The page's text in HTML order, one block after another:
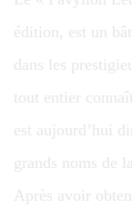
édition, est un
dans les
tout entier
est aujourd’hui
grands noms de
Après avoir